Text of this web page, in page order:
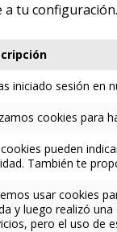
tu
iniciado sesión en
cookies para
pueden
También te
usar cookies
y luego realizó
pero el uso de